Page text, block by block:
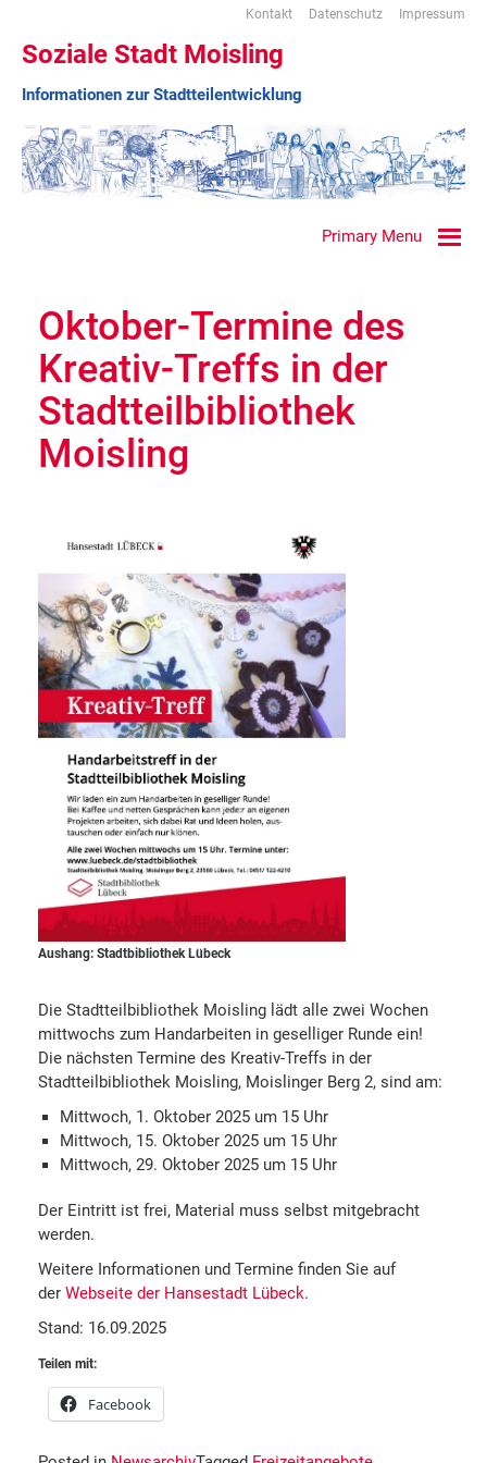
Kontakt Datenschutz Impressum
Soziale Stadt Moisling
Informationen zur Stadtteilentwicklung
Primary Menu
Oktober-Termine des
Kreativ-Treffs in der
Stadtteilbibliothek
Moisling
Aushang: Stadtbibliothek Lübeck
Die Stadtteilbibliothek Moisling lädt alle zwei Wochen
mittwochs zum Handarbeiten in geselliger Runde ein!
Die nächsten Termine des Kreativ-Treffs in der
Stadtteilbibliothek Moisling, Moislinger Berg 2, sind am:
Mittwoch, 1. Oktober 2025 um 15 Uhr
Mittwoch, 15. Oktober 2025 um 15 Uhr
Mittwoch, 29. Oktober 2025 um 15 Uhr
Der Eintritt ist frei, Material muss selbst mitgebracht
werden.
Weitere Informationen und Termine finden Sie auf
der Webseite der Hansestadt Lübeck.
Stand: 16.09.2025
Teilen mit:
Facebook